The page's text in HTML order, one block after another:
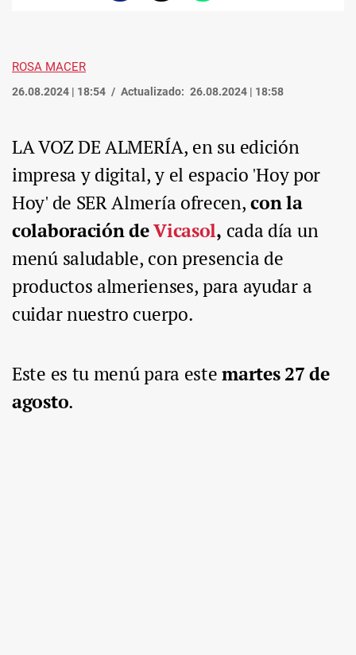
ROSA MACER
26.08.2024 | 18:54 Actualizado: 26.08.2024 | 18:58
LA VOZ DE ALMERÍA, en su edición
impresa y digital, y el espacio 'Hoy por
Hoy' de SER Almería ofrecen,con la
colaboración deVicasol, cada día un
menú saludable, con presencia de
productos almerienses, para ayudar a
cuidar nuestro cuerpo.
Este es tu menú para estemartes 27 de
agosto.